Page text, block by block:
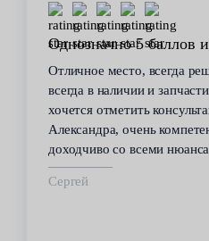
Однозначно 5 баллов
Отличное место, всегда
всегда в наличии и
хочется отметить
Александра, очень
доходчиво со всеми
Сергей